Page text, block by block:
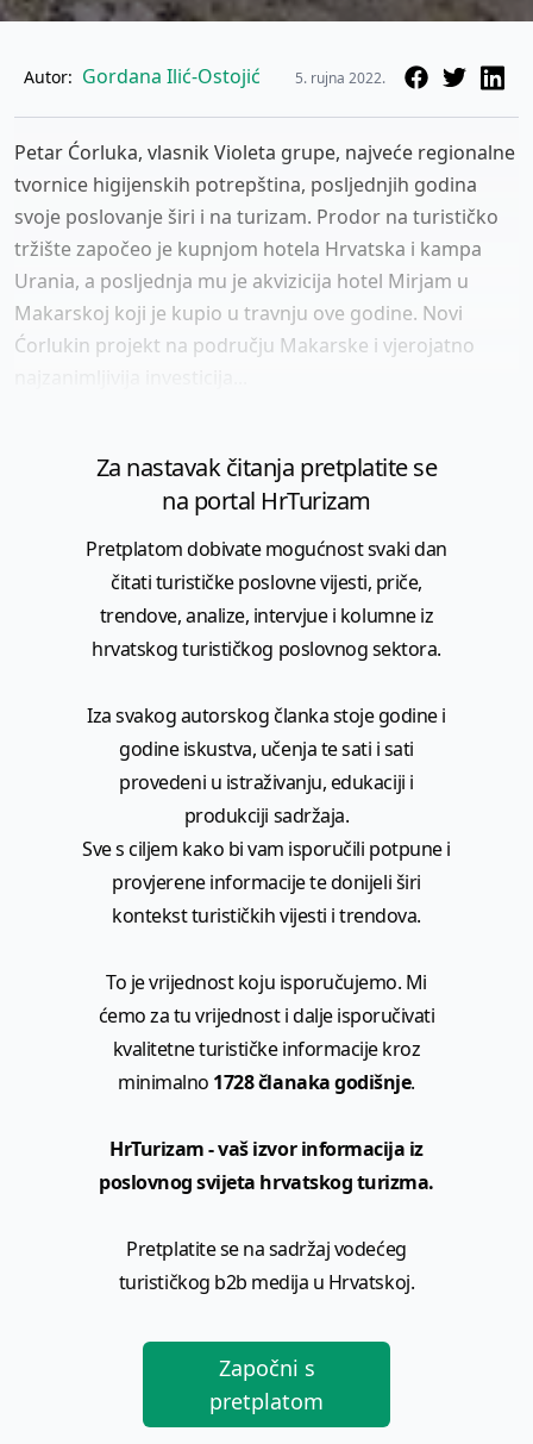
Autor: Gordana Ilić-Ostojić 5. rujna 2022.
Petar Ćorluka, vlasnik Violeta grupe, najveće regionalne
tvornice higijenskih potrepština, posljednjih godina
svoje poslovanje širi i na turizam. Prodor na turističko
tržište započeo je kupnjom hotela Hrvatska i kampa
Urania, a posljednja mu je akvizicija hotel Mirjam u
Makarskoj koji je kupio u travnju ove godine. Novi
Ćorlukin projekt na području Makarske i vjerojatno
Za nastavak čitanja pretplatite se
na portal HrTurizam
Pretplatom dobivate mogućnost svaki dan
čitati turističke poslovne vijesti, priče,
trendove, analize, intervjue i kolumne iz
hrvatskog turističkog poslovnog sektora.
Iza svakog autorskog članka stoje godine i
godine iskustva, učenja te sati i sati
provedeni u istraživanju, edukaciji i
produkciji sadržaja.
Sve s ciljem kako bi vam isporučili potpune i
provjerene informacije te donijeli širi
kontekst turističkih vijesti i trendova.
To je vrijednost koju isporučujemo. Mi
ćemo za tu vrijednost i dalje isporučivati
kvalitetne turističke informacije kroz
minimalno 1728 članaka godišnje.
HrTurizam - vaš izvor informacija iz
poslovnog svijeta hrvatskog turizma.
Pretplatite se na sadržaj vodećeg
turističkog b2b medija u Hrvatskoj.
Započni s
pretplatom